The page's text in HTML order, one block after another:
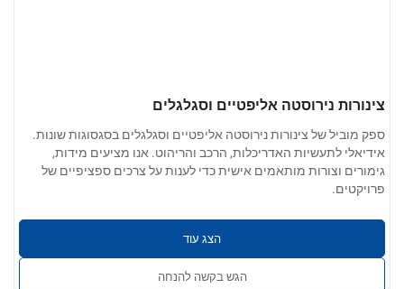
צינורות נירוסטה אליפטיים וסגלגלים
ספק מוביל של צינורות נירוסטה אליפטיים וסגלגלים בסגסוגות שונות.
אידיאלי לתעשיות האדריכלות, הרכב והריהוט. אנו מציעים מידות,
גימורים וצורות מותאמים אישית כדי לענות על צרכים ספציפיים של
פרויקטים.
הצג עוד
הגש בקשה להנחה